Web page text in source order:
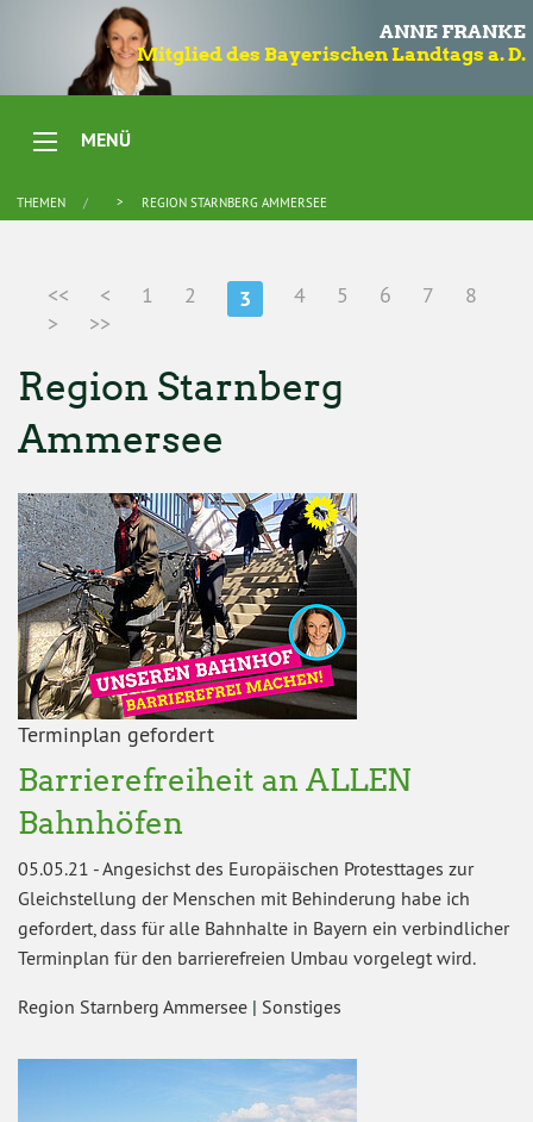
ANNE FRANKE
Mitglied des Bayerischen Landtags a. D.
MENÜ
THEMEN REGION STARNBERG AMMERSEE
<< < 1 2 3 4 5 6 7
8
>
>>
Region Starnberg
Ammersee
Terminplan gefordert
Barrierefreiheit an ALLEN
Bahnhöfen
05.05.21 -Angesichst des Europäischen Protesttages zur
Gleichstellung der Menschen mit Behinderung habe ich
gefordert, dass für alle Bahnhalte in Bayern ein verbindlicher
Terminplan für den barrierefreien Umbau vorgelegt wird.
Region Starnberg Ammersee | Sonstiges